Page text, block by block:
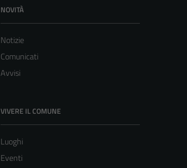
NOVITÀ
Notizie
Comunicati
Avvisi
VIVERE IL COMUNE
Luoghi
Eventi